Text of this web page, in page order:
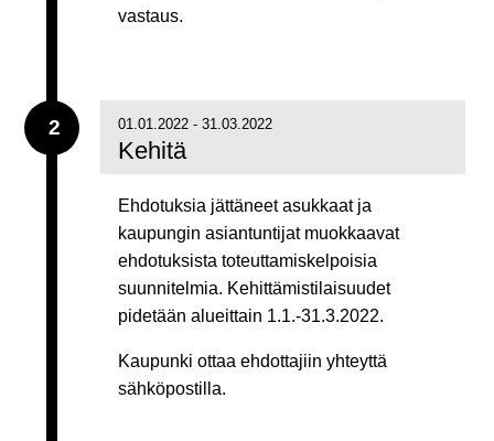
vastaus.
2 01.01.2022 - 31.03.2022
Kehitä
Ehdotuksia jättäneet asukkaat ja
kaupungin asiantuntijat muokkaavat
ehdotuksista toteuttamiskelpoisia
suunnitelmia. Kehittämistilaisuudet
pidetään alueittain 1.1.-31.3.2022.
Kaupunki ottaa ehdottajiin yhteyttä
sähköpostilla.